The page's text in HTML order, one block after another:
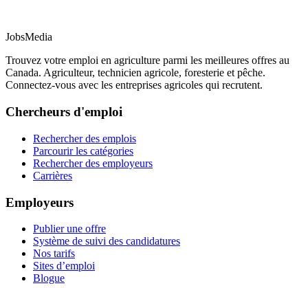
JobsMedia
Trouvez votre emploi en agriculture parmi les meilleures offres au
Canada. Agriculteur, technicien agricole, foresterie et pêche.
Connectez-vous avec les entreprises agricoles qui recrutent.
Chercheurs d'emploi
Rechercher des emplois
Parcourir les catégories
Rechercher des employeurs
Carrières
Employeurs
Publier une offre
Système de suivi des candidatures
Nos tarifs
Sites d’emploi
Blogue